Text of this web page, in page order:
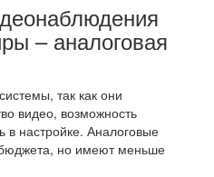
– аналоговая
так как они
видео, возможность
в настройке. Аналоговые
но имеют меньше